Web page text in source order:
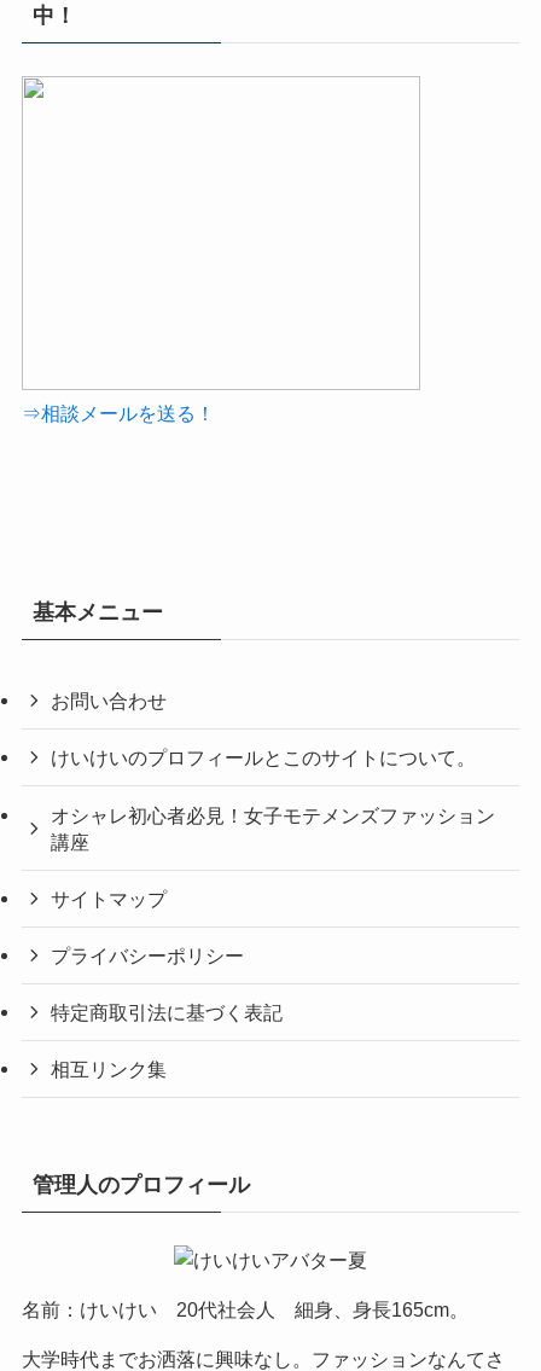
中！
⇒相談メールを送る！
基本メニュー
お問い合わせ
けいけいのプロフィールとこのサイトについて。
オシャレ初心者必見！女子モテメンズファッション
講座
サイトマップ
プライバシーポリシー
特定商取引法に基づく表記
相互リンク集
管理人のプロフィール
名前：けいけい 20代社会人 細身、身長165cm。
大学時代までお洒落に興味なし。ファッションなんてさ